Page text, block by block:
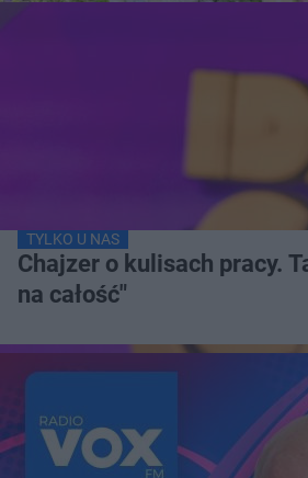
TYLKO U NAS
Chajzer o kulisach pracy.
na całość"